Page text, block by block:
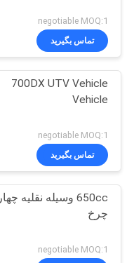
negotiable MOQ:1
تماس بگیرید
700DX UTV Vehicle
Vehicle
negotiable MOQ:1
تماس بگیرید
650cc وسیله نقلیه چهار
چرخ
negotiable MOQ:1